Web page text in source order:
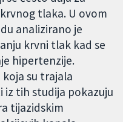
tlaka. U ovom
analizirano je
krvni tlak kad se
hipertenzije.
su trajala
iz tih studija pokazuju
tijazidskim